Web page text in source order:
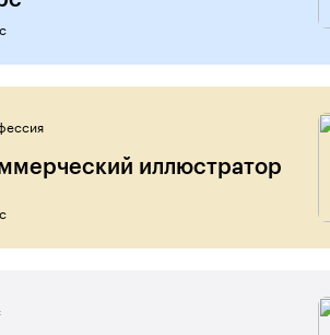
иллюстратор